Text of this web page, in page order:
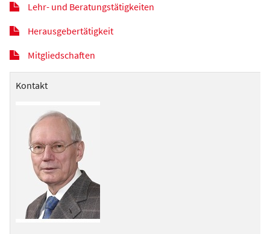
Lehr- und Beratungstätigkeiten
Herausgebertätigkeit
Mitgliedschaften
Kontakt